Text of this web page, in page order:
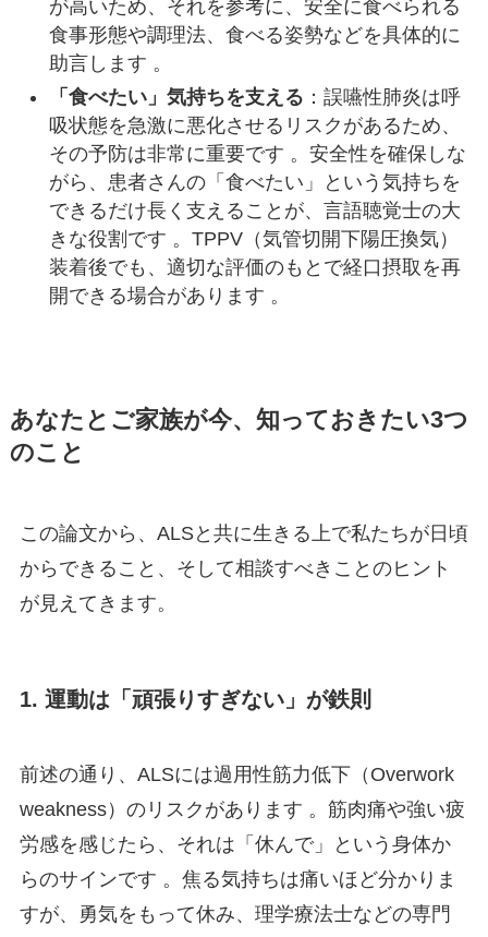
が高いため、それを参考に、安全に食べられる
食事形態や調理法、食べる姿勢などを具体的に
助言します 。
「食べたい」気持ちを支える ：誤嚥性肺炎は呼
吸状態を急激に悪化させるリスクがあるため、
その予防は非常に重要です 。安全性を確保しな
がら、患者さんの「食べたい」という気持ちを
できるだけ長く支えることが、言語聴覚士の大
きな役割です 。TPPV（気管切開下陽圧換気）
装着後でも、適切な評価のもとで経口摂取を再
開できる場合があります 。
あなたとご家族が今、知っておきたい3つ
のこと
この論文から、ALSと共に生きる上で私たちが日頃
からできること、そして相談すべきことのヒント
が見えてきます。
1. 運動は「頑張りすぎない」が鉄則
前述の通り、ALSには過用性筋力低下（Overwork
weakness）のリスクがあります 。筋肉痛や強い疲
労感を感じたら、それは「休んで」という身体か
らのサインです 。焦る気持ちは痛いほど分かりま
すが、勇気をもって休み、理学療法士などの専門